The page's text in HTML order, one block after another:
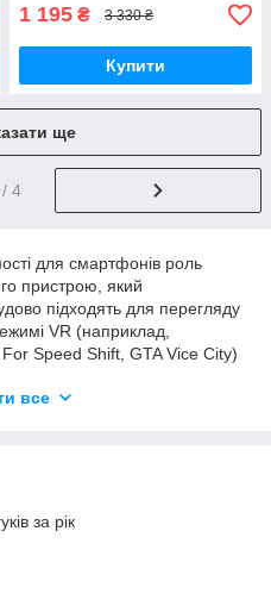
1 195 ₴ 3 330 ₴
Купити
ще
/ 4
для смартфонів роль
пристрою, який
підходять для перегляду
VR (наприклад,
Speed Shift, GTA Vice City)
ще додаткові
все
за рік